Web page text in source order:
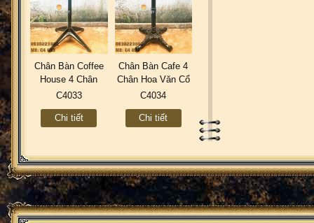
Chân Bàn Coffee
House 4 Chân
Gang Đúc Thân
C4033
C4033
Chi tiết
Chân Bàn Cafe 4
Chân Hoa Văn Cổ
Điển Gang Đúc
C4034
Chi tiết